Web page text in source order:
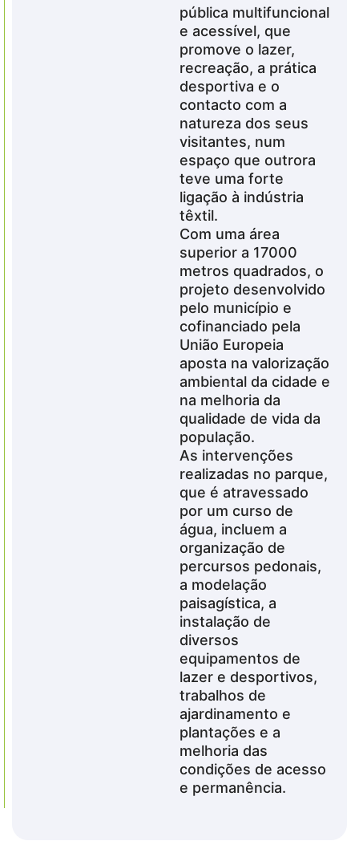
pública multifuncional
e acessível, que
promove o lazer,
recreação, a prática
desportiva e o
contacto com a
natureza dos seus
visitantes, num
espaço que outrora
teve uma forte
ligação à indústria
têxtil.
Com uma área
superior a 17000
metros quadrados, o
projeto desenvolvido
pelo município e
cofinanciado pela
União Europeia
aposta na valorização
ambiental da cidade e
na melhoria da
qualidade de vida da
população.
As intervenções
realizadas no parque,
que é atravessado
por um curso de
água, incluem a
organização de
percursos pedonais,
a modelação
paisagística, a
instalação de
diversos
equipamentos de
lazer e desportivos,
trabalhos de
ajardinamento e
plantações e a
melhoria das
condições de acesso
e permanência.